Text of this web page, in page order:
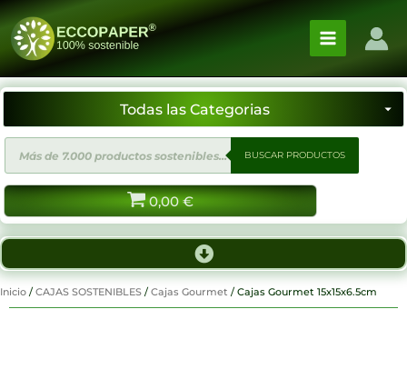
Ir
contenido
de
productos
BUSCAR PRODUCTOS
0,00 €
Inicio / CAJAS SOSTENIBLES / Cajas Gourmet / Cajas Gourmet 15x15x6.5cm